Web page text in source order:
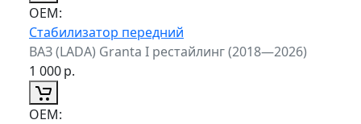
ОЕМ:
Стабилизатор передний
ВАЗ (LADA) Granta I рестайлинг (2018—2026)
1 000р.
ОЕМ: